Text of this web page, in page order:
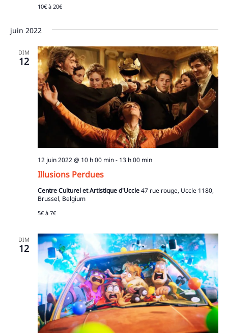
10€ à 20€
juin 2022
DIM
12
Illusions Perdues
12 juin 2022 @ 10 h 00 min- 13 h 00 min
Centre Culturel et Artistique d'Uccle47 rue rouge, Uccle 1180,
Brussel, Belgium
5€ à 7€
DIM
12